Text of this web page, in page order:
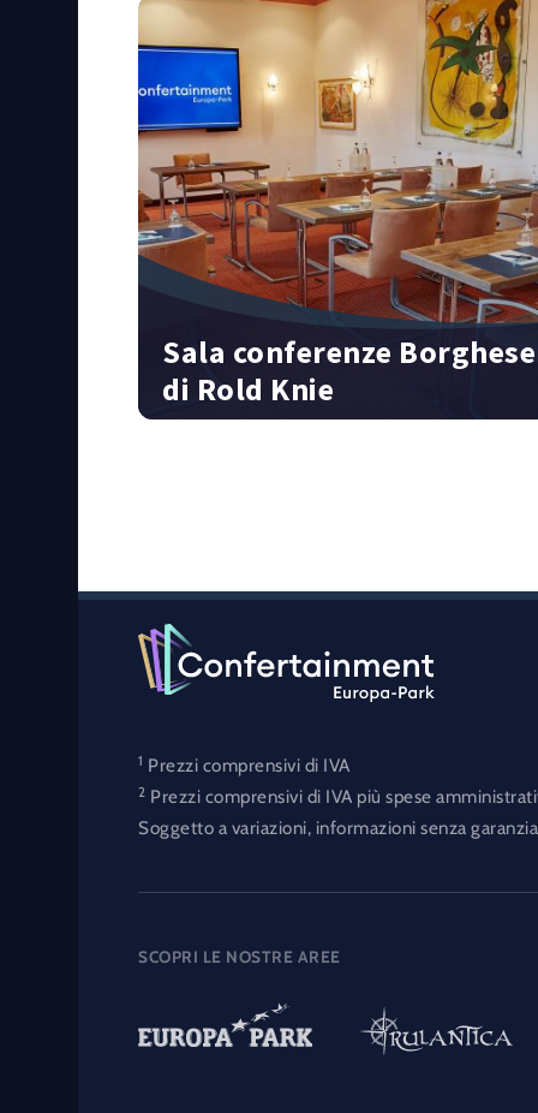
Sala conferenze Borghese
di Rold Knie
1 Prezzi comprensivi di IVA
2 Prezzi comprensivi di IVA più spese
Soggetto a variazioni, informazioni senza
SCOPRI LE NOSTRE AREE